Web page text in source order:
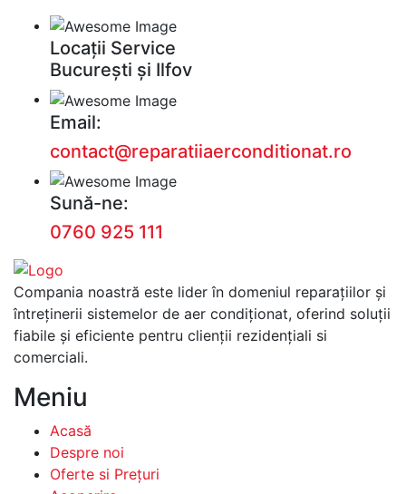
Locații Service
București și Ilfov
Email:
contact@reparatiiaerconditionat.ro
Sună-ne:
0760 925 111
Compania noastră este lider în domeniul reparațiilor și
întreținerii sistemelor de aer condiționat, oferind soluții
fiabile și eficiente pentru clienții rezidențiali si
comerciali.
Meniu
Acasă
Despre noi
Oferte si Prețuri